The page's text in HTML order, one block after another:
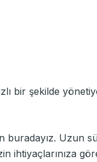
bir şekilde
Uzun
ihtiyaçlarınıza